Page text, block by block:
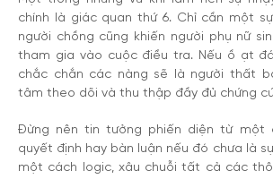
chính là giác quan thứ 6. Chỉ cần một
người chồng cũng khiến người phụ nữ
tham gia vào cuộc điều tra. Nếu ồ ạt
chắc chắn các nàng sẽ là người thất
tâm theo dõi và thu thập đầy đủ chứng
Đừng nên tin tưởng phiến diện từ một
quyết định hay bàn luận nếu đó chưa là
một cách logic, xâu chuỗi tất cả các